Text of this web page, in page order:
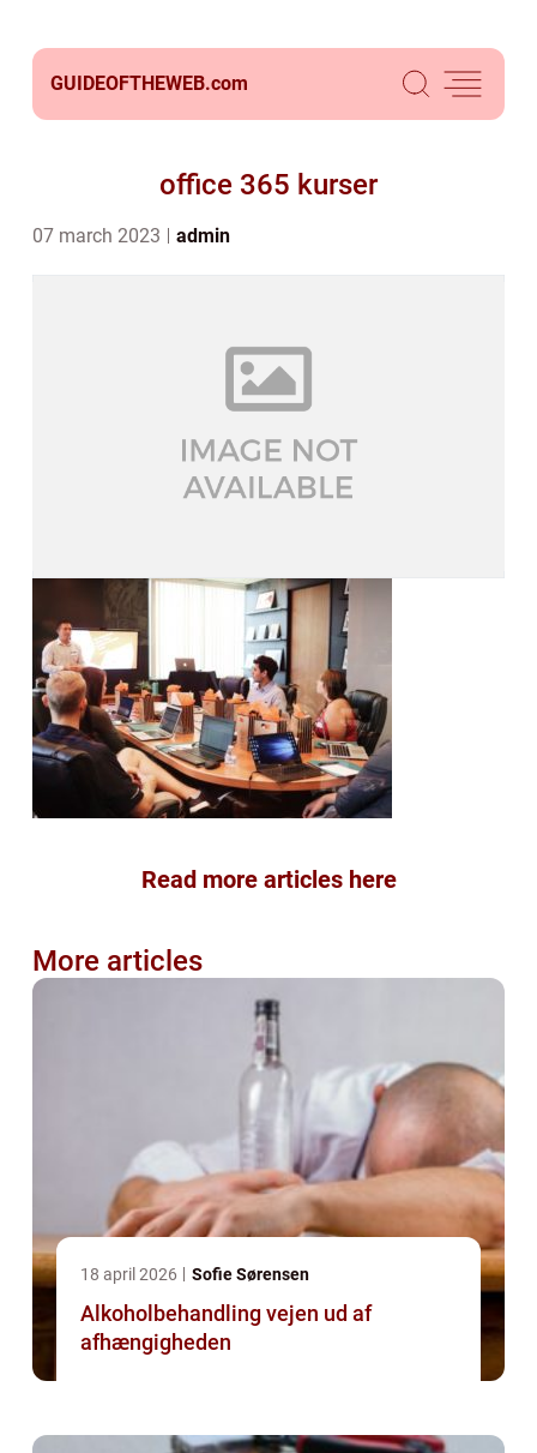
GUIDEOFTHEWEB.com
office 365 kurser
07 march 2023 admin
Read more articles here
More articles
18 april 2026 Sofie Sørensen
Alkoholbehandling vejen ud af
afhængigheden